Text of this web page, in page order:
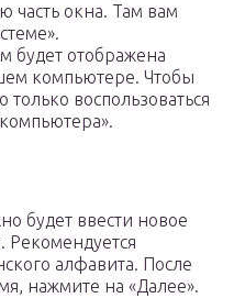
часть окна. Там вам
будет отображена
компьютере. Чтобы
воспользоваться
будет ввести новое
Рекомендуется
алфавита. После
нажмите на «Далее».